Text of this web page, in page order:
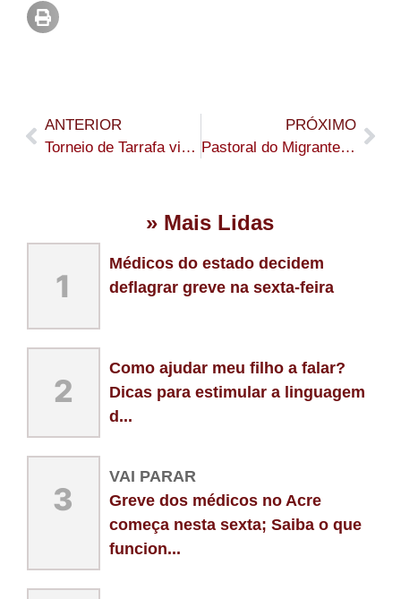
ANTERIOR
Torneio de Tarrafa vira atração na comemoração dos 50 anos de Assis Brasil
PRÓXIMO
Pastoral do Migrante realiza bazar solidário para arrecadar fundos e manter atendimentos no Acre
» Mais Lidas
1
Médicos do estado decidem
deflagrar greve na sexta-feira
2
Como ajudar meu filho a falar?
Dicas para estimular a linguagem
d...
3
VAI PARAR
Greve dos médicos no Acre
começa nesta sexta; Saiba o que
funcion...